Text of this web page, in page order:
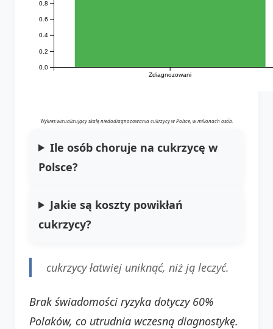
Zdiagnozowani
0.0
0.2
0.4
0.6
0.8
Wykres wizualizujący skalę niedodiagnozowania cukrzycy w Polsce, w milionach osób.
Ile osób choruje na cukrzycę w
Polsce?
Jakie są koszty powikłań
cukrzycy?
cukrzycy łatwiej uniknąć, niż ją leczyć.
Brak świadomości ryzyka dotyczy 60%
Polaków, co utrudnia wczesną diagnostykę.